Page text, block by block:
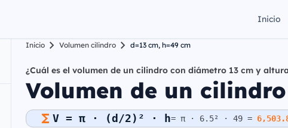
Inicio
Inicio Volumen cilindro d=13 cm, h=49 cm
¿Cuál es el volumen de un cilindro con diámetro 13 cm y
Volumen de un
V = π · (d/2)² · h= π · 6.5² · 49 =